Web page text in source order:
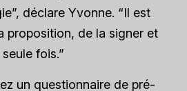
déclare Yvonne. “Il est
proposition, de la signer et
fois.”
un questionnaire de pré-